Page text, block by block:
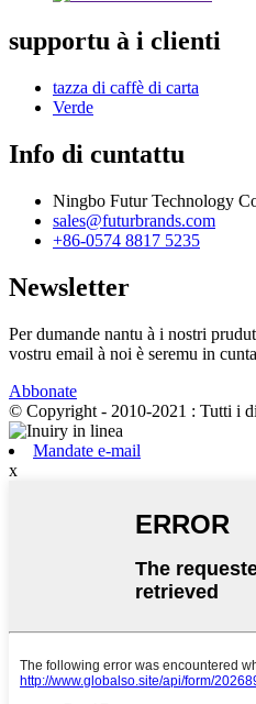
supportu à i clienti
tazza di caffè di carta
Verde
Info di cuntattu
Ningbo Futur Technology
sales@futurbrands.com
+86-0574 8817 5235
Newsletter
Per dumande nantu à i nostri
vostru email à noi è seremu in
Abbonate
© Copyright - 2010-2021 : Tutti i
Mandate e-mail
x